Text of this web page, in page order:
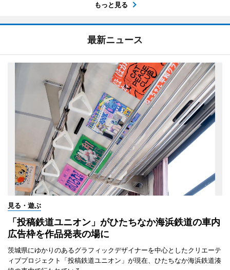
もっと見る
最新ニュース
見る・遊ぶ
「投稿鉄道ユニオン」がひたちなか海浜鉄道の車内
広告枠を作品発表の場に
茨城県にゆかりのあるグラフィックデザイナーを中心としたクリエーテ
ィブプロジェクト「投稿鉄道ユニオン」が現在、ひたちなか海浜鉄道湊